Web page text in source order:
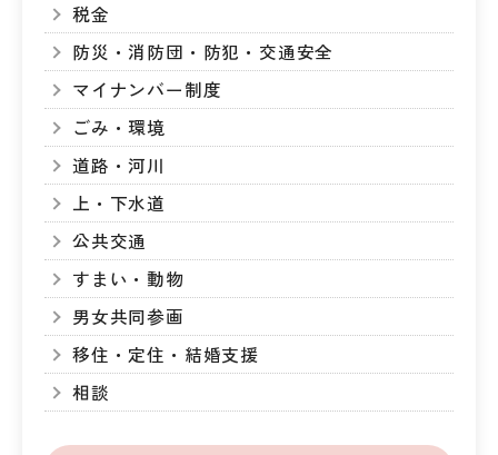
税金
防災・消防団・防犯・交通安全
マイナンバー制度
ごみ・環境
道路・河川
上・下水道
公共交通
すまい・動物
男女共同参画
移住・定住・結婚支援
相談